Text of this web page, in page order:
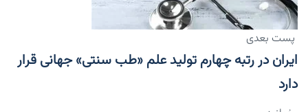
پست بعدی
ایران در رتبه چهارم تولید علم «طب سنتی» جهانی قرار
دارد